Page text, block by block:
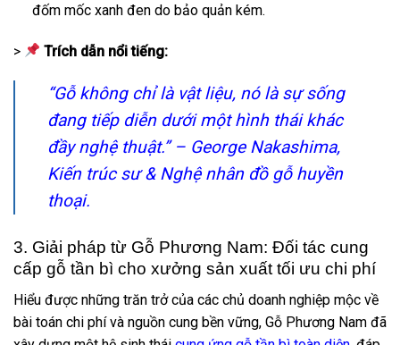
đốm mốc xanh đen do bảo quản kém.
> Trích dẫn nổi tiếng:
“Gỗ không chỉ là vật liệu, nó là sự sống
đang tiếp diễn dưới một hình thái khác
đầy nghệ thuật.” – George Nakashima,
Kiến trúc sư & Nghệ nhân đồ gỗ huyền
thoại.
3. Giải pháp từ Gỗ Phương Nam: Đối tác cung
cấp gỗ tần bì cho xưởng sản xuất tối ưu chi phí
Hiểu được những trăn trở của các chủ doanh nghiệp mộc về
bài toán chi phí và nguồn cung bền vững, Gỗ Phương Nam đã